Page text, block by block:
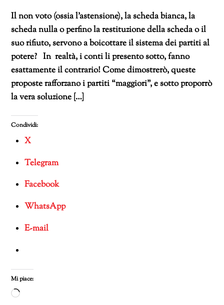
Il non voto (ossia l’astensione), la scheda bianca, la
scheda nulla o perfino la restituzione della scheda o il
suo rifiuto, servono a boicottare il sistema dei partiti al
potere? In realtà, i conti li presento sotto, fanno
esattamente il contrario! Come dimostrerò, queste
proposte rafforzano i partiti “maggiori”, e sotto proporrò
la vera soluzione […]
Condividi:
X
Telegram
Facebook
WhatsApp
E-mail
Mi piace:
Caricamento